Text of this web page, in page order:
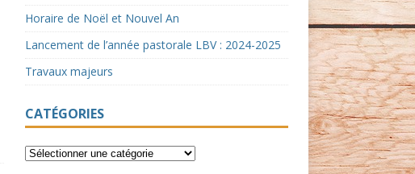
Horaire de Noël et Nouvel An
Lancement de l’année pastorale LBV : 2024-2025
Travaux majeurs
CATÉGORIES